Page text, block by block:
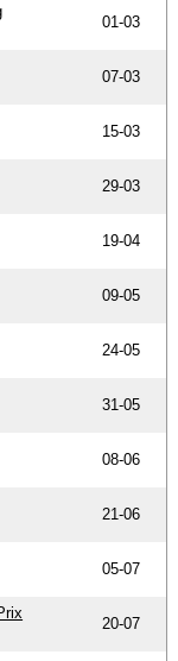
01-03
07-03
15-03
29-03
19-04
09-05
24-05
31-05
08-06
21-06
05-07
20-07